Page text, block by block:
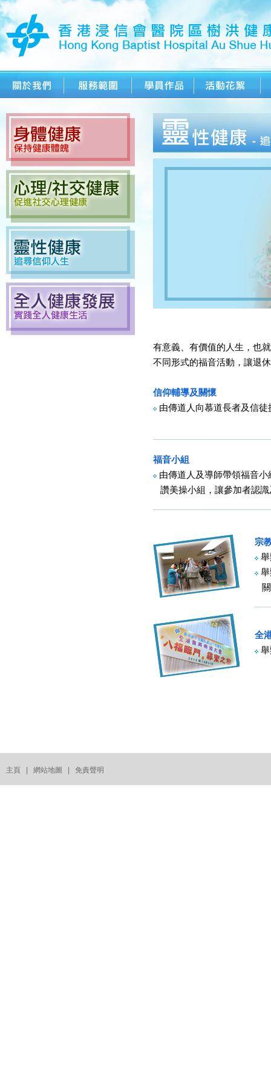
有意義、有價值的人生，也
不同形式的福音活動，讓退
信仰輔導及關懷
由傳道人向慕道長者及信
福音小組
由傳道人及導師帶領福音
讚美操小組，讓參加者認
宗
關
全
主頁 網站地圖 免責聲明